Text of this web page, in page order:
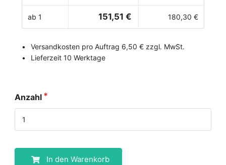
ab 1 151,51 € 180,30 €
Versandkosten pro Auftrag 6,50 € zzgl. MwSt.
Lieferzeit 10 Werktage
Anzahl
In den Warenkorb